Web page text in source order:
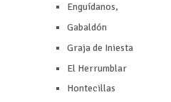
Enguídanos,
Gabaldón
Graja de Iniesta
El Herrumblar
Hontecillas